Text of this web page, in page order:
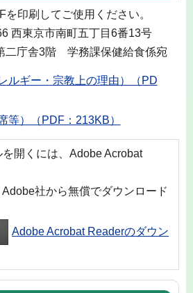
印刷してご使用ください。
西東京市南町五丁目6番13号
二庁舎3階 学務課保健給食係宛
ルギー・宗教上の理由）（PD
等）（PDF：213KB）
開くには、Adobe Acrobat
社から無償でダウンロード
Adobe Acrobat Readerのダウン